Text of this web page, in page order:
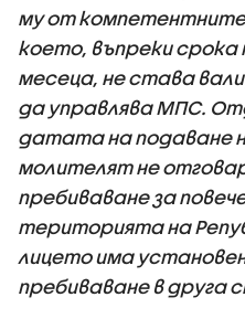
му от
което, въпреки срока
месеца, не става
да управлява МПС.
датата на подаване
молителят не
пребиваване за
територията на
лицето има
пребиваване в друга